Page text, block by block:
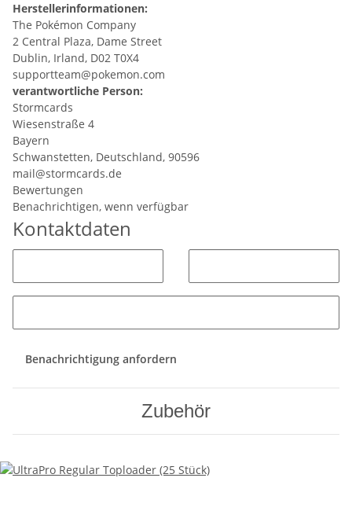
Herstellerinformationen:
The Pokémon Company
2 Central Plaza, Dame Street
Dublin, Irland, D02 T0X4
supportteam@pokemon.com
verantwortliche Person:
Stormcards
Wiesenstraße 4
Bayern
Schwanstetten, Deutschland, 90596
mail@stormcards.de
Bewertungen
Benachrichtigen, wenn verfügbar
Kontaktdaten
Benachrichtigung anfordern
Zubehör